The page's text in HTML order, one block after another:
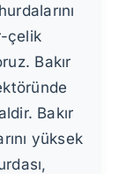
çelik
Bakır
Bakır
yüksek